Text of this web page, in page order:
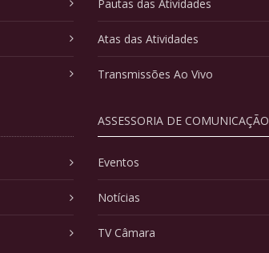
Pautas das Atividades
Atas das Atividades
Transmissões Ao Vivo
ASSESSORIA DE COMUNICAÇÃO
Eventos
Notícias
TV Câmara